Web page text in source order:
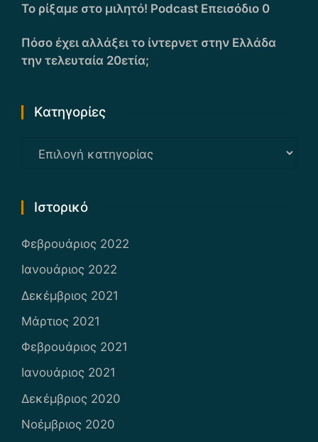
Το ρίξαμε στο μιλητό! Podcast Επεισόδιο 0
Πόσο έχει αλλάξει το ίντερνετ στην Ελλάδα
την τελευταία 20ετία;
Kατηγορίες
Kατηγορίες
Ιστορικό
Φεβρουάριος 2022
Ιανουάριος 2022
Δεκέμβριος 2021
Μάρτιος 2021
Φεβρουάριος 2021
Ιανουάριος 2021
Δεκέμβριος 2020
Νοέμβριος 2020